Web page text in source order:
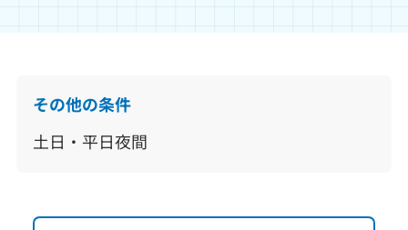
その他の条件
土日・平日夜間